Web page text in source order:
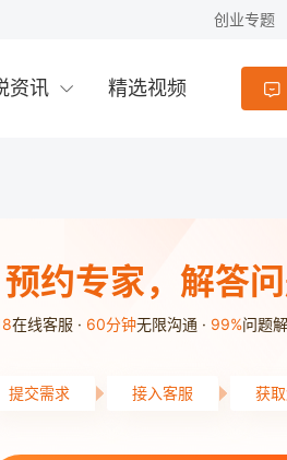
创业专题
资讯 精选视频
预约专家，解答
在线客服 60分钟无限沟通 99%问题
提交需求 接入客服 获